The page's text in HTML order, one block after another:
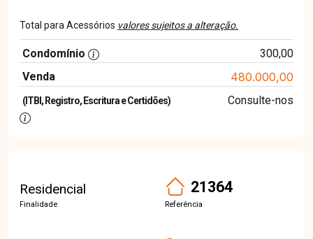
Total para Acessórios valores sujeitos a alteração.
Condomínio
300,00
Venda
480.000,00
(ITBI, Registro, Escritura e Certidões) Consulte-nos
Residencial
Finalidade
21364
Referência